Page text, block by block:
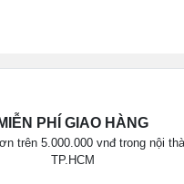
MIỄN PHÍ GIAO HÀNG
trên 5.000.000 vnđ trong nội
TP.HCM